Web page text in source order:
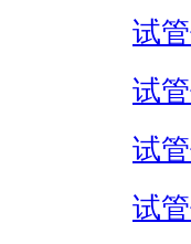
试
试
试
试